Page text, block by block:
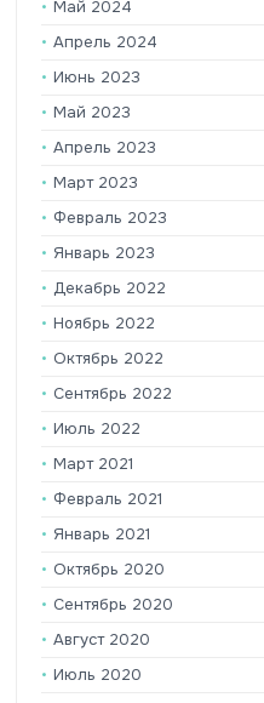
Май 2024
Апрель 2024
Июнь 2023
Май 2023
Апрель 2023
Март 2023
Февраль 2023
Январь 2023
Декабрь 2022
Ноябрь 2022
Октябрь 2022
Сентябрь 2022
Июль 2022
Март 2021
Февраль 2021
Январь 2021
Октябрь 2020
Сентябрь 2020
Август 2020
Июль 2020